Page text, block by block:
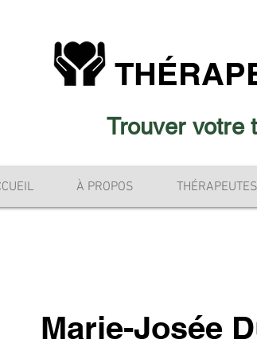
Trouver votre
À PROPOS THÉRAPEUTES
Marie-Josée